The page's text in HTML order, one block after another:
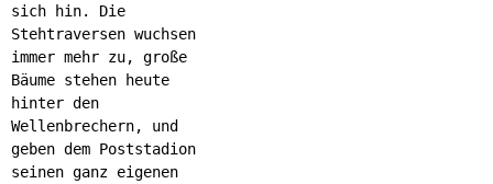
sich hin. Die
Stehtraversen wuchsen
immer mehr zu, große
Bäume stehen heute
hinter den
Wellenbrechern, und
geben dem Poststadion
seinen ganz eigenen